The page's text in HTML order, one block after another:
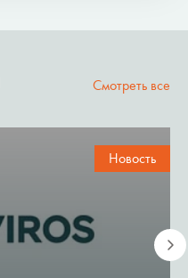
Смотреть все
Новость